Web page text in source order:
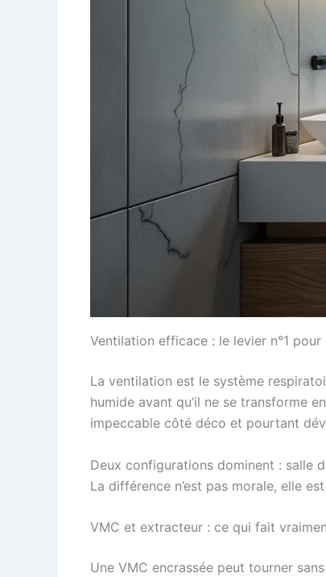
Ventilation efficace : le levier n°1
La ventilation est le système
humide avant qu’il ne se transforme
impeccable côté déco et pourtant
Deux configurations dominent : salle
La différence n’est pas morale, elle
VMC et extracteur : ce qui fait
Une VMC encrassée peut tourner